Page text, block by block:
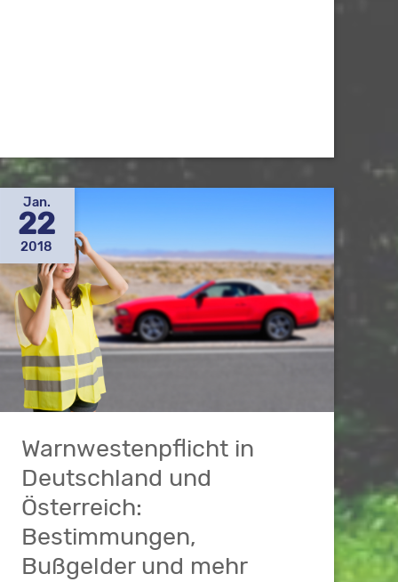
Jan.
22
2018
Warnwestenpflicht in
Deutschland und
Österreich:
Bestimmungen,
Bußgelder und mehr